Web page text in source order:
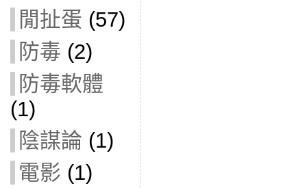
閒扯蛋 (57)
防毒 (2)
防毒軟體
(1)
陰謀論 (1)
電影 (1)